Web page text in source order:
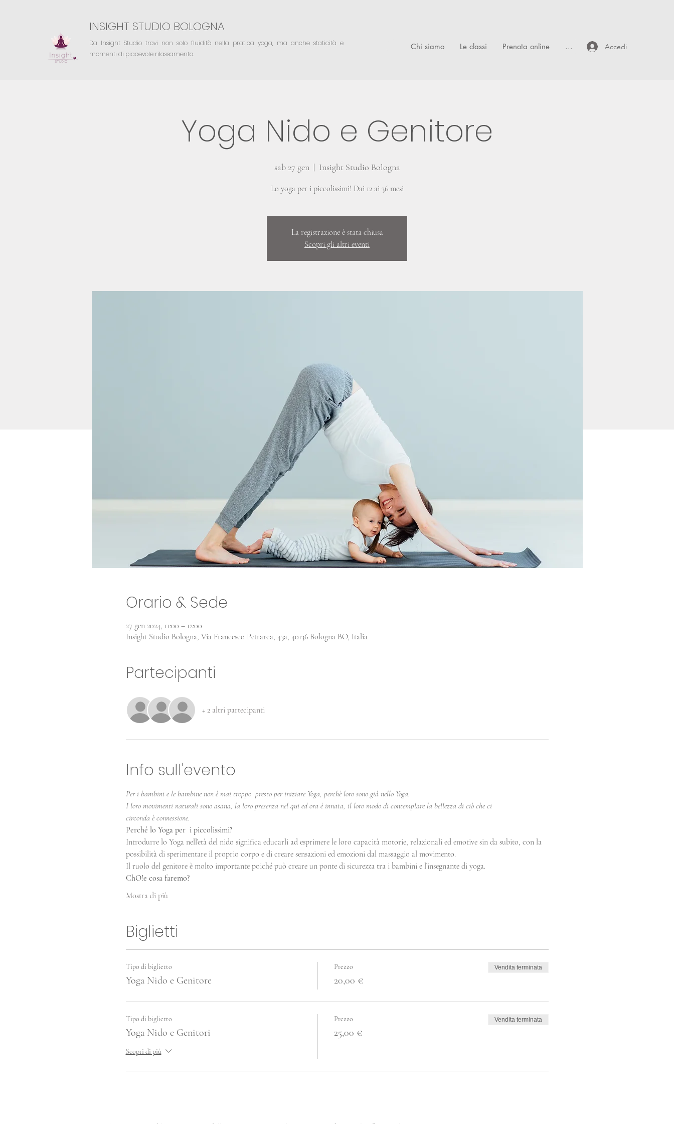
INSIGHT STUDIO BOLOGNA
Da Insight Studio trovi non solo fluidità nella pratica yoga, ma anche staticità e
momenti di piacevole rilassamento.
Accedi
Chi siamo Le classi Prenota online ...
Yoga Nido e Genitore
sab 27 gen
  |
Insight Studio Bologna
Lo yoga per i piccolissimi! Dai 12 ai 36 mesi
La registrazione è stata chiusa
Scopri gli altri eventi
Orario & Sede
27 gen 2024, 11:00 – 12:00
Insight Studio Bologna, Via Francesco Petrarca, 43a, 40136 Bologna BO, Italia
Partecipanti
+ 2 altri partecipanti
Info sull'evento
Per i bambini e le bambine non è mai troppo  presto per iniziare Yoga, perchè loro sono già nello Yoga.
I loro movimenti naturali sono asana, la loro presenza nel qui ed ora è innata, il loro modo di contemplare la bellezza di ciò che ci
circonda è connessione.
Perché lo Yoga per  i piccolissimi?
Introdurre lo Yoga nell’età del nido significa educarli ad esprimere le loro capacità motorie, relazionali ed emotive sin da subito, con la
possibilità di sperimentare il proprio corpo e di creare sensazioni ed emozioni dal massaggio al movimento.
Il ruolo del genitore è molto importante poiché può creare un ponte di sicurezza tra i bambini e l’insegnante di yoga.
ChO!e cosa faremo?
Mostra di più
Biglietti
Tipo di biglietto
Yoga Nido e Genitore
Prezzo
20,00 €
Vendita terminata
Tipo di biglietto
Yoga Nido e Genitori
Scopri di più
Prezzo
25,00 €
Vendita terminata